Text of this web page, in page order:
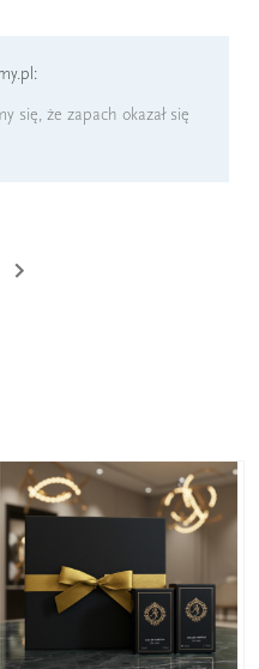
się, że zapach okazał się